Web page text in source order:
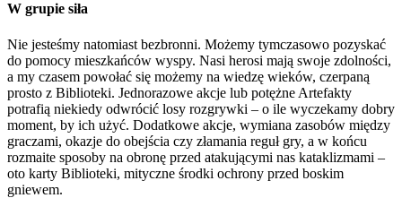
W grupie siła
Nie jesteśmy natomiast bezbronni. Możemy tymczasowo pozyskać
do pomocy mieszkańców wyspy. Nasi herosi mają swoje zdolności,
a my czasem powołać się możemy na wiedzę wieków, czerpaną
prosto z Biblioteki. Jednorazowe akcje lub potężne Artefakty
potrafią niekiedy odwrócić losy rozgrywki – o ile wyczekamy dobry
moment, by ich użyć. Dodatkowe akcje, wymiana zasobów między
graczami, okazje do obejścia czy złamania reguł gry, a w końcu
rozmaite sposoby na obronę przed atakującymi nas kataklizmami –
oto karty Biblioteki, mityczne środki ochrony przed boskim
gniewem.